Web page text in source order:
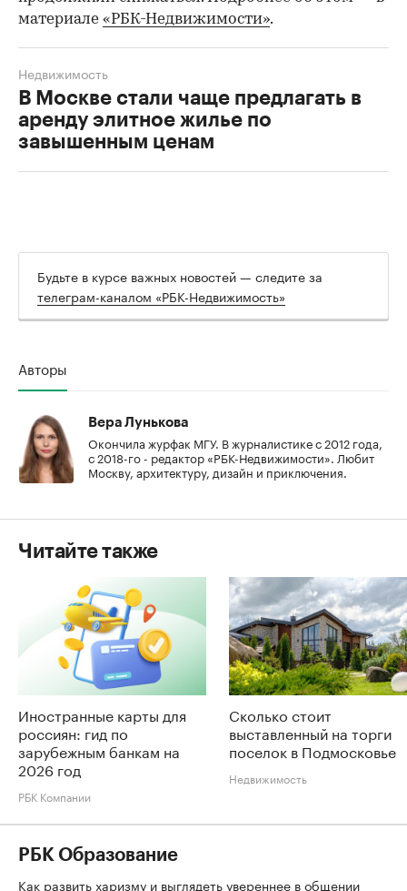
материале «РБК-Недвижимости».
В Москве стали чаще предлагать в
аренду элитное жилье по
завышенным ценам
Недвижимость
Будьте в курсе важных новостей — следите за
телеграм-каналом «РБК-Недвижимость»
Авторы
Вера Лунькова
Окончила журфак МГУ. В журналистике с 2012 года,
с 2018-го - редактор «РБК-Недвижимости». Любит
Москву, архитектуру, дизайн и приключения.
Читайте также
Иностранные карты для
россиян: гид по
зарубежным банкам на
2026 год
РБК Компании
Сколько стоит
выставленный на торги
поселок в Подмосковье
Недвижимость
РБК Образование
Как развить харизму и выглядеть увереннее в общении